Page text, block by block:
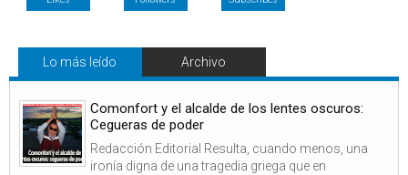
Lo más leído Archivo
Comonfort y el alcalde de los lentes oscuros:
Cegueras de poder
Redacción Editorial Resulta, cuando menos, una
ironía digna de una tragedia griega que en